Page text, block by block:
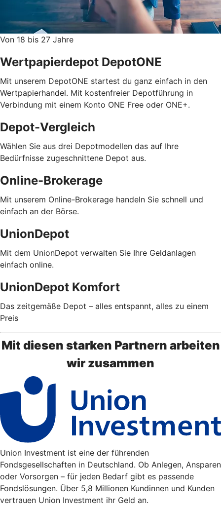
Von 18 bis 27 Jahre
Wertpapierdepot DepotONE
Mit unserem DepotONE startest du ganz einfach in den
Wertpapierhandel. Mit kostenfreier Depotführung in
Verbindung mit einem Konto ONE Free oder ONE+.
Depot-Vergleich
Wählen Sie aus drei Depotmodellen das auf Ihre
Bedürfnisse zugeschnittene Depot aus.
Online-Brokerage
Mit unserem Online-Brokerage handeln Sie schnell und
einfach an der Börse.
UnionDepot
Mit dem UnionDepot verwalten Sie Ihre Geldanlagen
einfach online.
UnionDepot Komfort
Das zeitgemäße Depot – alles entspannt, alles zu einem
Preis
Mit diesen starken Partnern arbeiten
wir zusammen
Union Investment ist eine der führenden
Fondsgesellschaften in Deutschland. Ob Anlegen, Ansparen
oder Vorsorgen – für jeden Bedarf gibt es passende
Fondslösungen. Über 5,8 Millionen Kundinnen und Kunden
vertrauen Union Investment ihr Geld an.